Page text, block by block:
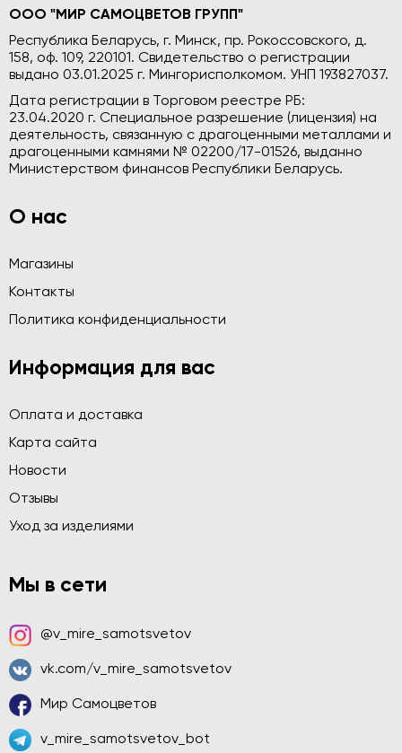
ООО "МИР САМОЦВЕТОВ ГРУПП"
Республика Беларусь, г. Минск, пр. Рокоссовского, д.
158, оф. 109, 220101. Свидетельство о регистрации
выдано 03.01.2025 г. Мингорисполкомом. УНП 193827037.
Дата регистрации в Торговом реестре РБ:
23.04.2020 г. Специальное разрешение (лицензия) на
деятельность, связанную с драгоценными металлами и
драгоценными камнями № 02200/17-01526, выданно
Министерством финансов Республики Беларусь.
О нас
Магазины
Контакты
Политика конфиденциальности
Информация для вас
Оплата и доставка
Карта сайта
Новости
Отзывы
Уход за изделиями
Мы в сети
@v_mire_samotsvetov
vk.com/v_mire_samotsvetov
Мир Самоцветов
v_mire_samotsvetov_bot